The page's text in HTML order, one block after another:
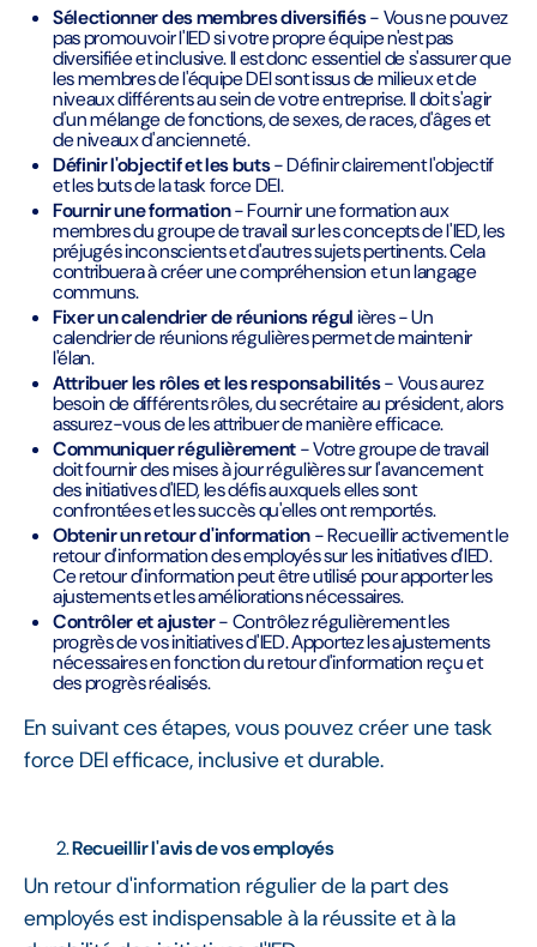
Sélectionner des membres diversifiés- Vous ne pouvez
pas promouvoir l'IED si votre propre équipe n'est pas
diversifiée et inclusive. Il est donc essentiel de s'assurer que
les membres de l'équipe DEI sont issus de milieux et de
niveaux différents au sein de votre entreprise. Il doit s'agir
d'un mélange de fonctions, de sexes, de races, d'âges et
de niveaux d'ancienneté.
Définir l'objectif et les buts- Définir clairement l'objectif
et les buts de la task force DEI.
Fournir une formation- Fournir une formation aux
membres du groupe de travail sur les concepts de l'IED, les
préjugés inconscients et d'autres sujets pertinents. Cela
contribuera à créer une compréhension et un langage
communs.
Fixer un calendrier de réunions régulières - Un
calendrier de réunions régulières permet de maintenir
l'élan.
Attribuer les rôles et les responsabilités- Vous aurez
besoin de différents rôles, du secrétaire au président, alors
assurez-vous de les attribuer de manière efficace.
Communiquer régulièrement- Votre groupe de travail
doit fournir des mises à jour régulières sur l'avancement
des initiatives d'IED, les défis auxquels elles sont
confrontées et les succès qu'elles ont remportés.
Obtenir un retour d'information- Recueillir activement le
retour d'information des employés sur les initiatives d'IED.
Ce retour d'information peut être utilisé pour apporter les
ajustements et les améliorations nécessaires.
Contrôler et ajuster- Contrôlez régulièrement les
progrès de vos initiatives d'IED. Apportez les ajustements
nécessaires en fonction du retour d'information reçu et
des progrès réalisés.
En suivant ces étapes, vous pouvez créer une task
force DEI efficace, inclusive et durable.
Recueillir l'avis de vos employés
Un retour d'information régulier de la part des
employés est indispensable à la réussite et à la